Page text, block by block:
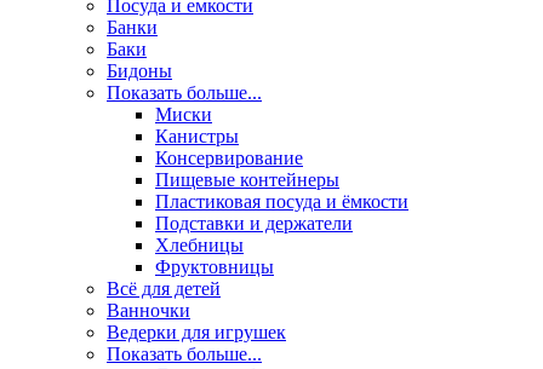
Посуда и емкости
Банки
Баки
Бидоны
Показать больше...
Миски
Канистры
Консервирование
Пищевые контейнеры
Пластиковая посуда и ёмкости
Подставки и держатели
Хлебницы
Фруктовницы
Всё для детей
Ванночки
Ведерки для игрушек
Показать больше...